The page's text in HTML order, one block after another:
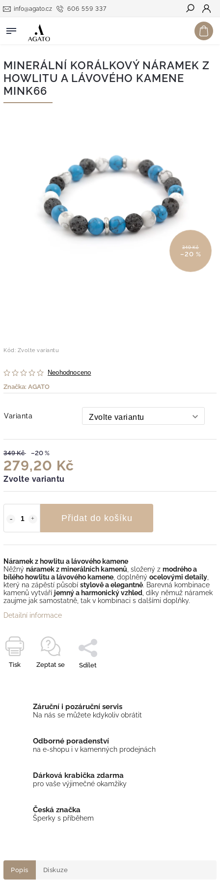
606 559 337
info@agato.cz
Hledat
MINERÁLNÍ KORÁLKOVÝ NÁRAMEK Z
HOWLITU A LÁVOVÉHO KAMENE
MINK66
349 Kč
–20 %
Kód: Zvolte variantu
Neohodnoceno
Značka: AGATO
Varianta
349 Kč –20 %
279,20 Kč
Zvolte variantu
Přidat do košíku
Náramek z howlitu a lávového kamene
Něžný náramek z minerálních kamenů , složený z modrého a
bílého howlitu a lávového kamene , doplněný ocelovými detaily
který na zápěstí působí stylově a elegantně. Barevná kombinace
kamenů vytváří jemný a harmonický vzhled , díky němuž náramek
zaujme jak samostatně, tak v kombinaci s dalšími doplňky.
Detailní informace
Tisk Zeptat se Sdílet
Záruční i pozáruční servis
Na nás se můžete kdykoliv obrátit
Odborné poradenství
na e-shopu i v kamenných prodejnách
Dárková krabička zdarma
pro vaše výjimečné okamžiky
Česká značka
Šperky s příběhem
Popis Diskuze